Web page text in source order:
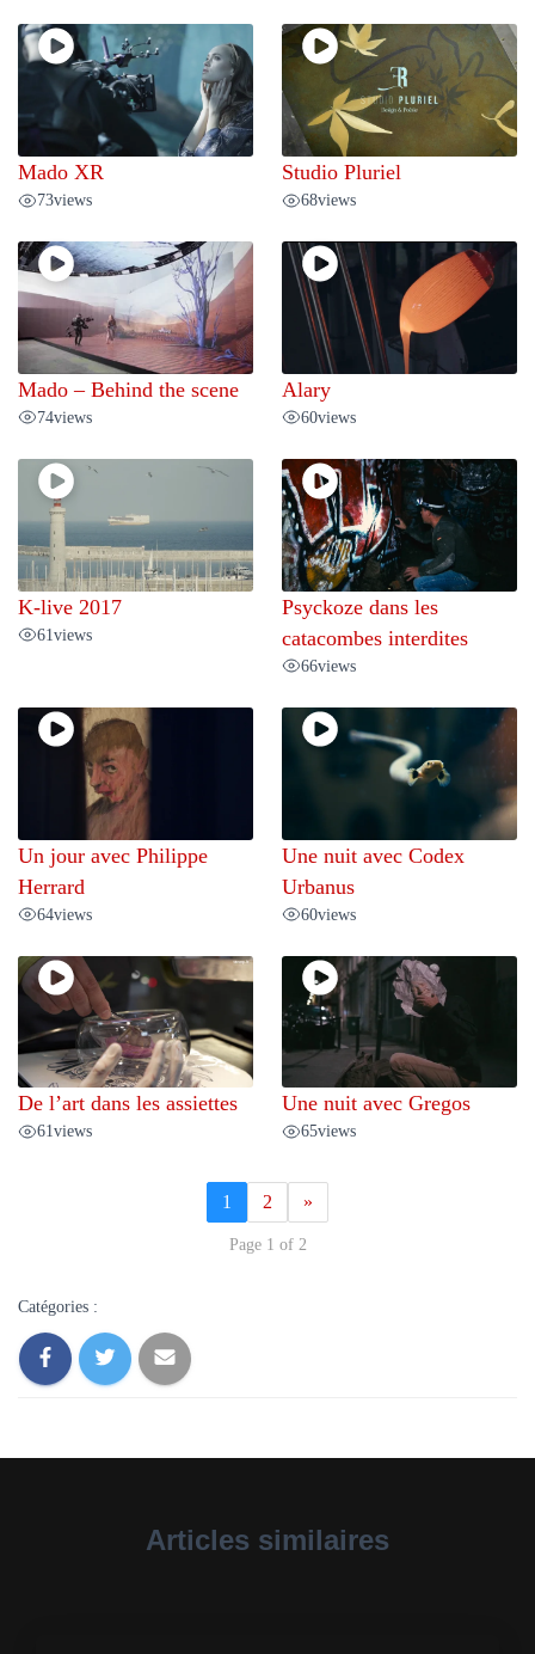
Mado XR
73views
Studio Pluriel
68views
Mado – Behind the scene
74views
Alary
60views
K-live 2017
61views
Psyckoze dans les
catacombes interdites
66views
Un jour avec Philippe
Herrard
64views
Une nuit avec Codex
Urbanus
60views
De l’art dans les assiettes
61views
Une nuit avec Gregos
65views
1 2 »
Page 1 of 2
Catégories :
Articles similaires